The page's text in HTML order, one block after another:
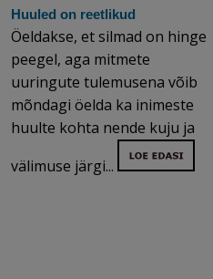
Huuled on reetlikud
Öeldakse, et silmad on hinge
peegel, aga mitmete
uuringute tulemusena võib
mõndagi öelda ka inimeste
huulte kohta nende kuju ja
välimuse järgi...